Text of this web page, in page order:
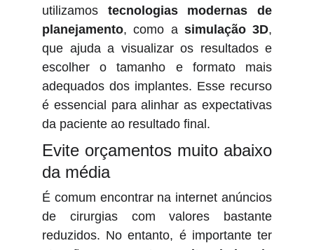
utilizamos tecnologias modernas de
planejamento, como a simulação 3D,
que ajuda a visualizar os resultados e
escolher o tamanho e formato mais
adequados dos implantes. Esse recurso
é essencial para alinhar as expectativas
da paciente ao resultado final.
Evite orçamentos muito abaixo
da média
É comum encontrar na internet anúncios
de cirurgias com valores bastante
reduzidos. No entanto, é importante ter